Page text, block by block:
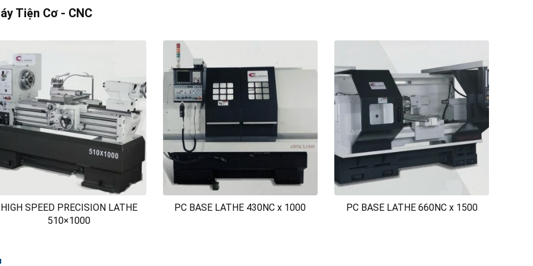
Tiện Cơ - CNC
HIGH SPEED PRECISION LATHE
510×1000
PC BASE LATHE 430NC x 1000 PC BASE LATHE 660NC x 1500